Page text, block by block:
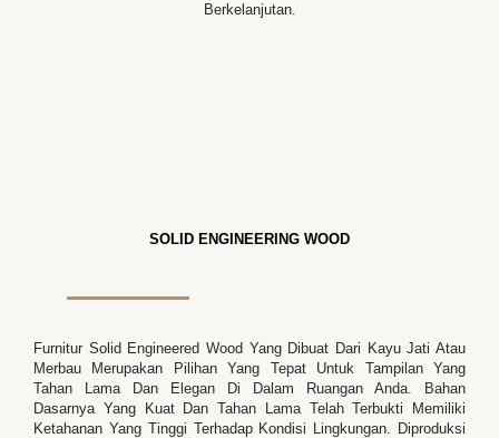
Berkelanjutan.
SOLID ENGINEERING WOOD
Furnitur Solid Engineered Wood Yang Dibuat Dari Kayu Jati Atau
Merbau Merupakan Pilihan Yang Tepat Untuk Tampilan Yang
Tahan Lama Dan Elegan Di Dalam Ruangan Anda. Bahan
Dasarnya Yang Kuat Dan Tahan Lama Telah Terbukti Memiliki
Ketahanan Yang Tinggi Terhadap Kondisi Lingkungan. Diproduksi